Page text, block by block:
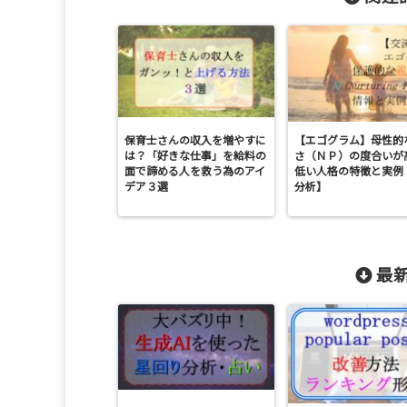
保育士さんの収入を増やすに
は？「好きな仕事」を給料の
面で諦める人を救う為のアイ
デア３選
【エゴグラム】母性
さ（ＮＰ）の度合いが
低い人格の特徴と実例
分析】
最